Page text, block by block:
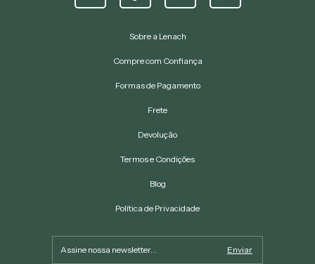
Sobre a Lenach
Compre com Confiança
Formas de Pagamento
Frete
Devolução
Termos e Condições
Blog
Política de Privacidade